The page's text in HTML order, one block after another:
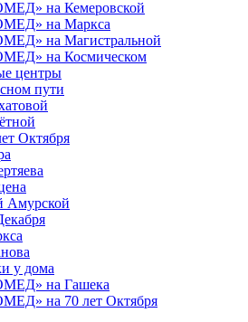
на Кемеровской
на Маркса
на Магистральной
на Космическом
центры
пути
Октября
Амурской
у дома
на Гашека
на 70 лет Октября